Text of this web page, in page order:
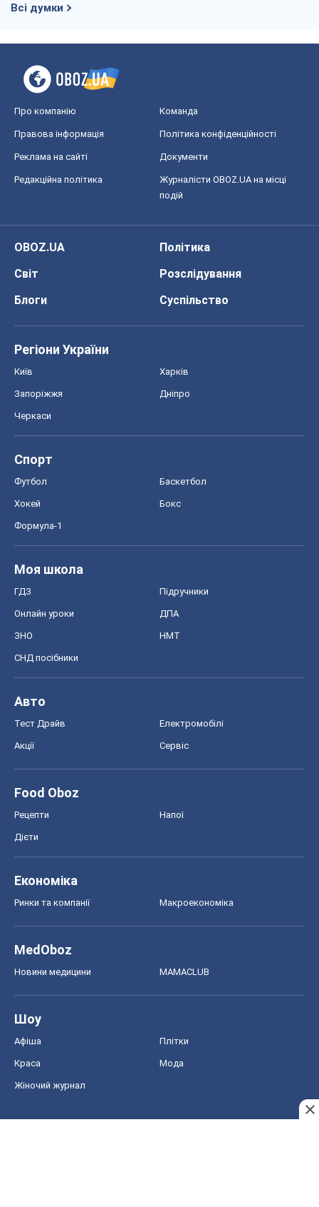
Всі думки
Про компанію Команда
Правова інформація Політика конфіденційності
Реклама на сайті Документи
Редакційна політика
Журналісти OBOZ.UA на місці
подій
OBOZ.UA
Політика
Світ
Розслідування
Блоги
Суспільство
Регіони України
Київ Харків
Запоріжжя Дніпро
Черкаси
Спорт
Футбол Баскетбол
Хокей Бокс
Формула-1
Моя школа
ГДЗ Підручники
Онлайн уроки ДПА
ЗНО НМТ
СНД посібники
Авто
Тест Драйв Електромобілі
Акції Сервіс
Food Oboz
Рецепти Напої
Дієти
Економіка
Ринки та компанії Макроекономіка
MedOboz
Новини медицини MAMACLUB
Шоу
Афіша Плітки
Краса Мода
Жіночий журнал